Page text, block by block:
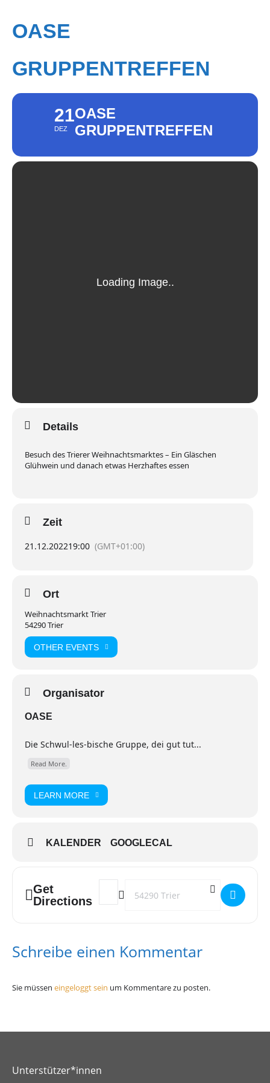
OASE
GRUPPENTREFFEN
21
DEZ
OASE
GRUPPENTREFFEN
Details
Besuch des Trierer Weihnachtsmarktes – Ein Gläschen
Glühwein und danach etwas Herzhaftes essen
Zeit
21.12.202219:00 (GMT+01:00)
Ort
Weihnachtsmarkt Trier
54290 Trier
OTHER EVENTS
Organisator
OASE
Die Schwul-les-bische Gruppe, dei gut tut...
Read More.
LEARN MORE
KALENDER GOOGLECAL
Get
Directions
Address - OASE Gruppentreffen []
Destination Address - OASE
Schreibe einen Kommentar
Sie müssen eingeloggt sein um Kommentare zu posten.
Unterstützer*innen